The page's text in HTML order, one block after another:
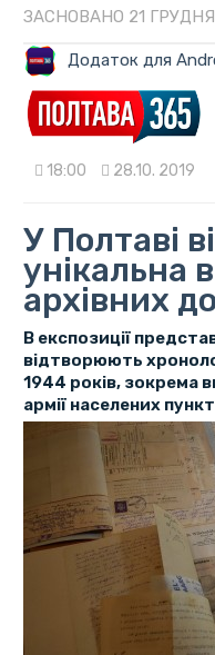
ЗАСНОВАНО 21
Додаток для
18:00 28.10. 2019
У Полтаві
унікальна
архівних
В експозиції
відтворюють
1944 років, зокрема
армії населених